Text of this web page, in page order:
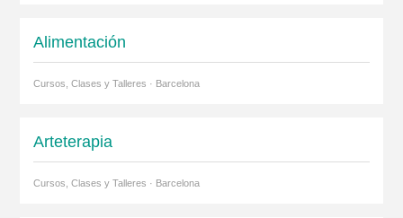
Alimentación
Cursos, Clases y Talleres · Barcelona
Arteterapia
Cursos, Clases y Talleres · Barcelona